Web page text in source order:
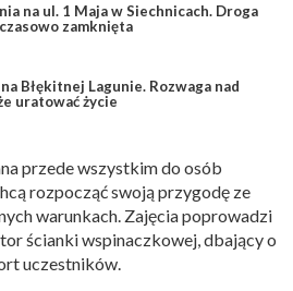
na ul. 1 Maja w Siechnicach. Droga
zamknięta
Błękitnej Lagunie. Rozwaga nad
uratować życie
przede wszystkim do osób
rozpocząć swoją przygodę ze
warunkach. Zajęcia poprowadzi
ścianki wspinaczkowej, dbający o
uczestników.